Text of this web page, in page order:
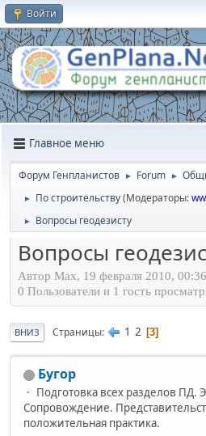
Войти
Главное меню
Форум Генпланистов ► Forum ►
► По строительству(Модераторы:
► Вопросы геодезисту
Вопросы
Автор Max, 19 февраля 2010,
0 Пользователи и 1 гость
ВНИЗ Страницы 1 2 3
Бугор
Подготовка всех разделов ПД.
Сопровождение.
положительная практика.